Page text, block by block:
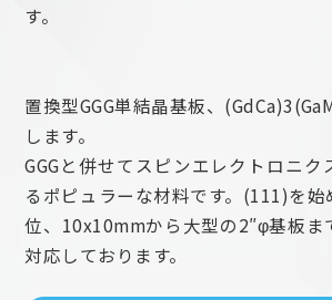
す。
置換型GGG単結晶基板、
します。
GGGと併せてスピンエレクトロニク
るポピュラーな材料です。(111)を
位、10x10mmから大型の2″φ基板ま
対応しております。